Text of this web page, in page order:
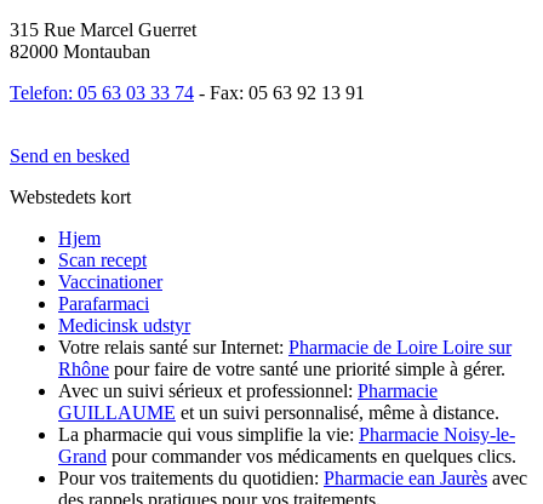
315 Rue Marcel Guerret
82000 Montauban
Telefon: 05 63 03 33 74 - Fax: 05 63 92 13 91
Send en besked
Webstedets kort
Hjem
Scan recept
Vaccinationer
Parafarmaci
Medicinsk udstyr
Votre relais santé sur Internet: Pharmacie de Loire Loire sur
Rhône pour faire de votre santé une priorité simple à gérer.
Avec un suivi sérieux et professionnel: Pharmacie
GUILLAUME et un suivi personnalisé, même à distance.
La pharmacie qui vous simplifie la vie: Pharmacie Noisy-le-
Grand pour commander vos médicaments en quelques clics.
Pour vos traitements du quotidien: Pharmacie ean Jaurès avec
des rappels pratiques pour vos traitements.